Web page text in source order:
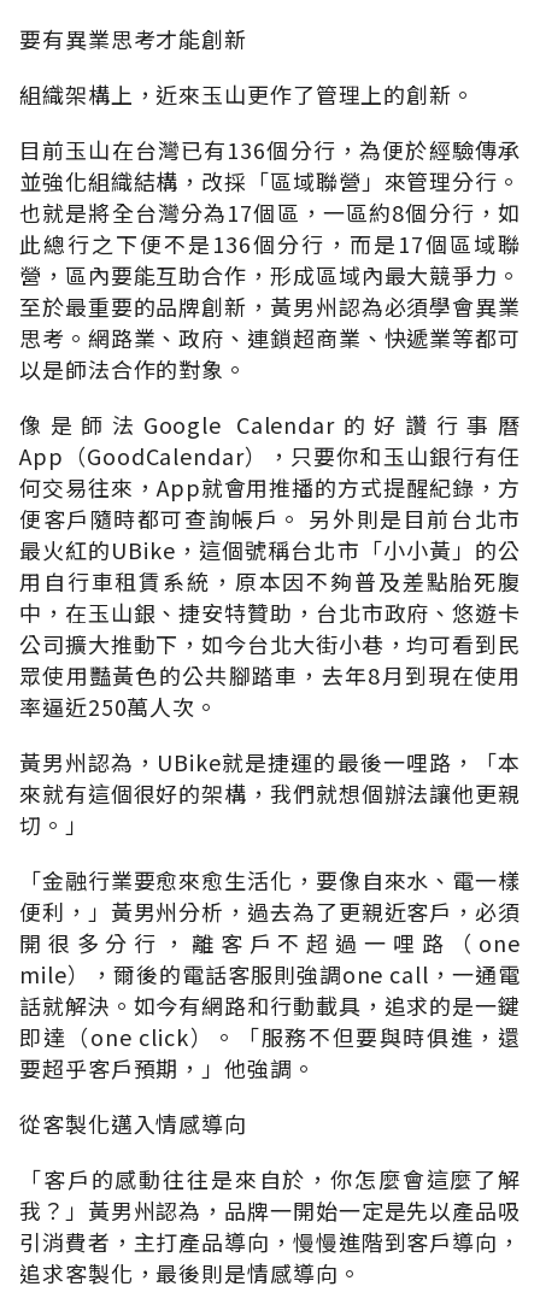
要有異業思考才能創新
組織架構上，近來玉山更作了管理上的創新。
目前玉山在台灣已有136個分行，為便於經驗傳承
並強化組織結構，改採「區域聯營」來管理分行。
也就是將全台灣分為17個區，一區約8個分行，如
此總行之下便不是136個分行，而是17個區域聯
營，區內要能互助合作，形成區域內最大競爭力。
至於最重要的品牌創新，黃男州認為必須學會異業
思考。網路業、政府、連鎖超商業、快遞業等都可
以是師法合作的對象。
像是師法Google Calendar的好讚行事曆
App（GoodCalendar），只要你和玉山銀行有任
何交易往來，App就會用推播的方式提醒紀錄，方
便客戶隨時都可查詢帳戶。 另外則是目前台北市
最火紅的UBike，這個號稱台北市「小小黃」的公
用自行車租賃系統，原本因不夠普及差點胎死腹
中，在玉山銀、捷安特贊助，台北市政府、悠遊卡
公司擴大推動下，如今台北大街小巷，均可看到民
眾使用豔黃色的公共腳踏車，去年8月到現在使用
率逼近250萬人次。
黃男州認為，UBike就是捷運的最後一哩路，「本
來就有這個很好的架構，我們就想個辦法讓他更親
切。」
「金融行業要愈來愈生活化，要像自來水、電一樣
便利，」黃男州分析，過去為了更親近客戶，必須
開很多分行，離客戶不超過一哩路（one
mile），爾後的電話客服則強調one call，一通電
話就解決。如今有網路和行動載具，追求的是一鍵
即達（one click）。「服務不但要與時俱進，還
要超乎客戶預期，」他強調。
從客製化邁入情感導向
「客戶的感動往往是來自於，你怎麼會這麼了解
我？」黃男州認為，品牌一開始一定是先以產品吸
引消費者，主打產品導向，慢慢進階到客戶導向，
追求客製化，最後則是情感導向。